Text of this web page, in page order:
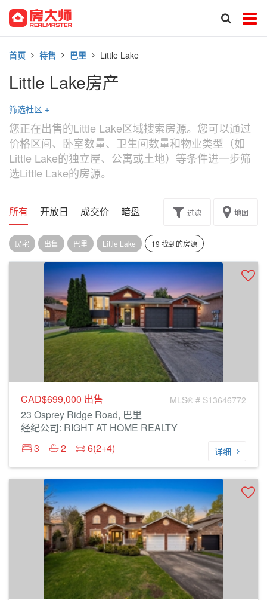
首页 待售 巴里 Little Lake
Little Lake房产
筛选社区 +
您正在出售的Little Lake区域搜索房源。您可以通过
价格区间、卧室数量、卫生间数量和物业类型（如
Little Lake的独立屋、公寓或土地）等条件进一步筛
选Little Lake的房源。
所有 开放日 成交价 暗盘 楼花转让过滤 地图
民宅 出售 巴里 Little Lake 19 找到的房源
CAD$699,000 出售 MLS® # S13646772
23 Osprey Ridge Road, 巴里
经纪公司: RIGHT AT HOME REALTY
3
2 6(2+4) 详细